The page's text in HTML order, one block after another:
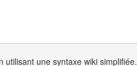
une syntaxe wiki simplifiée.